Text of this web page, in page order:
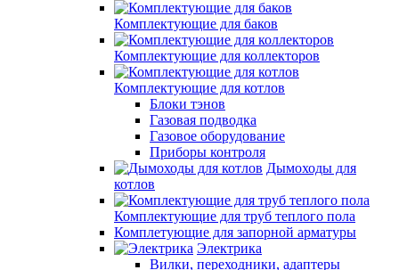
Комплектующие для баков
Комплектующие для коллекторов
Комплектующие для котлов
Блоки тэнов
Газовая подводка
Газовое оборудование
Приборы контроля
Дымоходы для
котлов
Комплектующие для труб теплого пола
Комплетующие для запорной арматуры
Электрика
Вилки, переходники, адаптеры